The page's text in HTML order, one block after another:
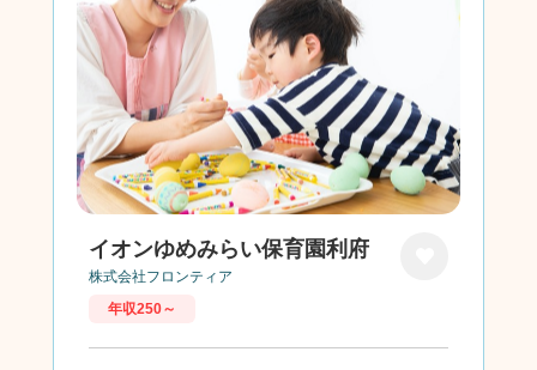
イオンゆめみらい保育園利府
株式会社フロンティア
年収250～